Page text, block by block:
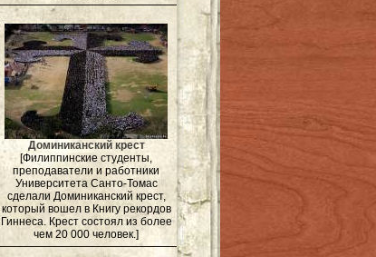
Доминиканский крест
[Филиппинские студенты,
преподаватели и работники
Университета Санто-Томас
сделали Доминиканский крест,
который вошел в Книгу рекордов
Гиннеса. Крест состоял из более
чем 20 000 человек.]